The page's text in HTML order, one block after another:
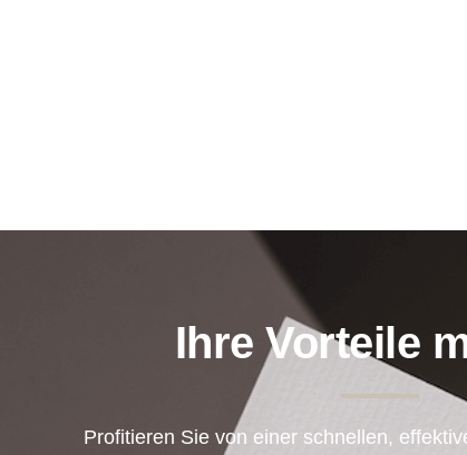
Ihre Vorteile
Profitieren Sie von einer schnellen,